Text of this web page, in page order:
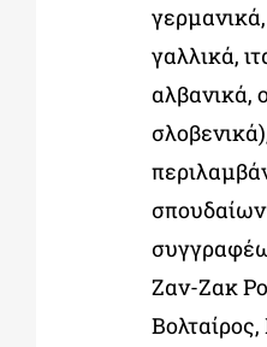
γαλλικά,
αλβανικά,
σπουδαίων
Ζαν-Ζακ